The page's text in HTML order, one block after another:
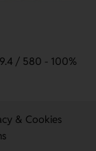
/ 580 - 100%
& Cookies